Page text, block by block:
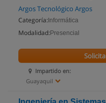
Argos Tecnológico Argos
Categoría: Informática
Modalidad: Presencial
Impartido en:
Guayaquil